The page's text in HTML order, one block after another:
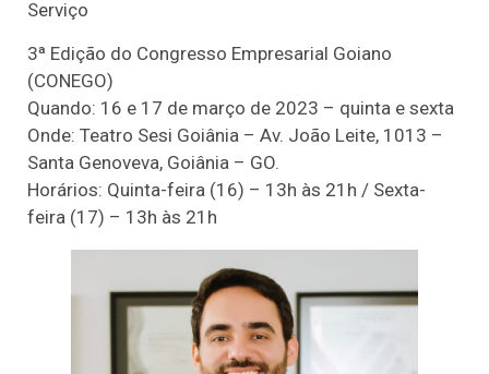
Serviço
3ª Edição do Congresso Empresarial Goiano
(CONEGO)
Quando: 16 e 17 de março de 2023 – quinta e sexta
Onde: Teatro Sesi Goiânia – Av. João Leite, 1013 –
Santa Genoveva, Goiânia – GO.
Horários: Quinta-feira (16) – 13h às 21h / Sexta-
feira (17) – 13h às 21h